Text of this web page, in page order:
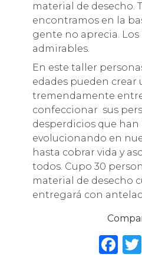
material de desecho.
encontramos en la
gente no aprecia. Los
admirables.
En este taller
edades pueden crear
tremendamente
confeccionar sus
desperdicios que han
evolucionando en
hasta cobrar vida y
todos. Cupo 30
material de desecho
entregará con
F